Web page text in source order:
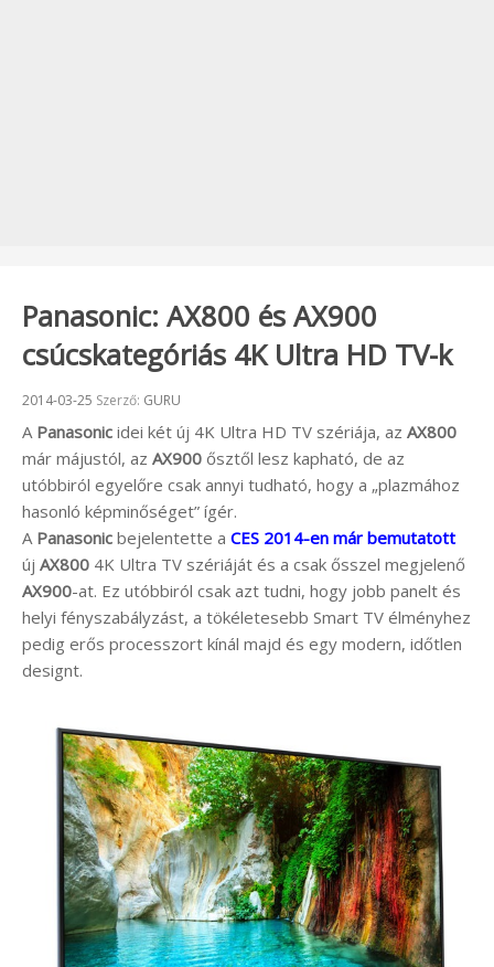
Panasonic: AX800 és AX900
csúcskategóriás 4K Ultra HD TV-k
Beküldve:
2014-03-25 Szerző: GURU
A Panasonic idei két új 4K Ultra HD TV szériája, az AX800
már májustól, az AX900 ősztől lesz kapható, de az
utóbbiról egyelőre csak annyi tudható, hogy a „plazmához
hasonló képminőséget” ígér.
A Panasonic bejelentette a CES 2014-en már bemutatott
új AX800 4K Ultra TV szériáját és a csak ősszel megjelenő
AX900-at. Ez utóbbiról csak azt tudni, hogy jobb panelt és
helyi fényszabályzást, a tökéletesebb Smart TV élményhez
pedig erős processzort kínál majd és egy modern, időtlen
designt.